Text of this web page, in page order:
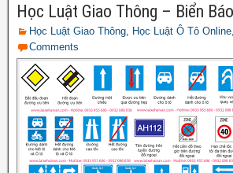
Học Luật Giao Thông – Biển
Học Luật Giao Thông Học Luật Ô Tô Online
Comments